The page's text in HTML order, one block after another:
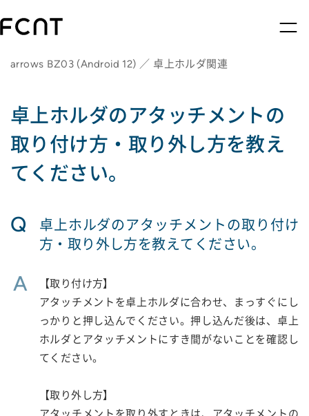
arrows BZ03 (Android 12) ／ 卓上ホルダ関連
卓上ホルダのアタッチメントの
取り付け方・取り外し方を教え
てください。
Q
卓上ホルダのアタッチメントの取り付け
方・取り外し方を教えてください。
A
【取り付け方】
アタッチメントを卓上ホルダに合わせ、まっすぐにし
っかりと押し込んでください。押し込んだ後は、卓上
ホルダとアタッチメントにすき間がないことを確認し
てください。
【取り外し方】